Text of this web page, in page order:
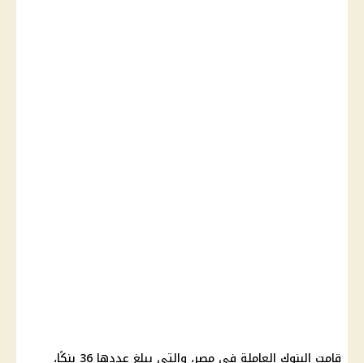
قامت البنوك العاملة في مصر، والتي يبلغ عددها 36 بنكًا،